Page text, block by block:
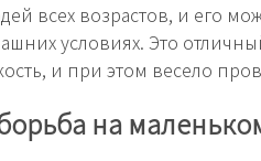
всех возрастов, и его
условиях. Это
и при этом весело
на